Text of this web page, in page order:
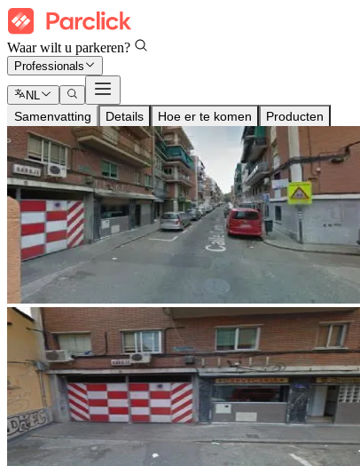
Waar wilt u parkeren?
Professionals
NL
Samenvatting Details Hoe er te komen Producten